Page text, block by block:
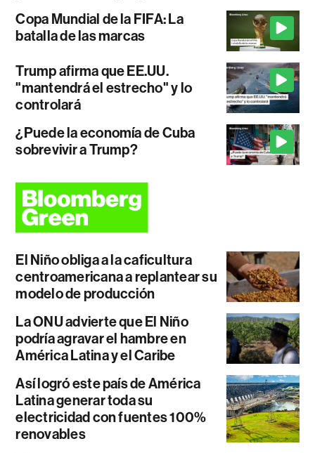
Copa Mundial de la FIFA: La
batalla de las marcas
Trump afirma que EE.UU.
"mantendrá el estrecho" y lo
controlará
¿Puede la economía de Cuba
sobrevivir a Trump?
El Niño obliga a la caficultura
centroamericana a replantear su
modelo de producción
La ONU advierte que El Niño
podría agravar el hambre en
América Latina y el Caribe
Así logró este país de América
Latina generar toda su
electricidad con fuentes 100%
renovables